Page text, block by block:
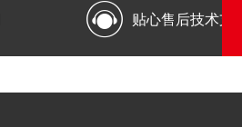
 贴心售后技术支持